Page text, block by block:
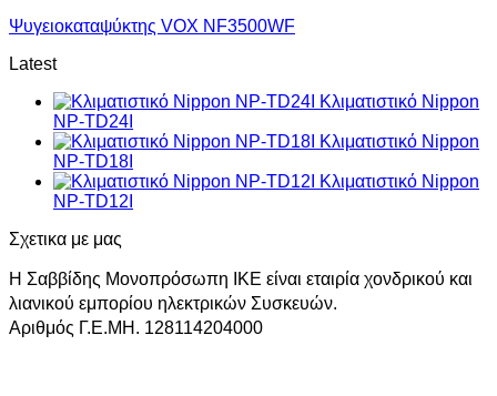
Ψυγειοκαταψύκτης VOX NF3500WF
Latest
Κλιματιστικό Nippon
NP-TD24I
Κλιματιστικό Nippon
NP-TD18I
Κλιματιστικό Nippon
NP-TD12I
Σχετικα με μας
Η Σαββίδης Μονοπρόσωπη ΙΚΕ είναι εταιρία χονδρικού και
λιανικού εμπορίου ηλεκτρικών Συσκευών.
Αριθμός Γ.Ε.ΜΗ. 128114204000